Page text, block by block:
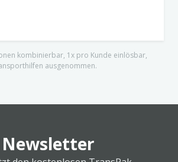
kombinierbar, 1x pro Kunde einlösbar,
ausgenommen.